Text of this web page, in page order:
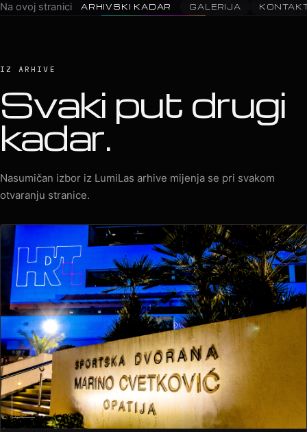
Na ovoj stranici
ARHIVSKI KADAR GALERIJA
IZ ARHIVE
Svaki put drugi
kadar.
Nasumičan izbor iz LumiLas arhive mijenja se pri svakom
otvaranju stranice.